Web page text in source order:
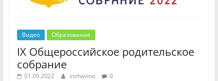
Видео Образование
IX Общероссийское родительское
собрание
01.09.2022 inzhavino 0